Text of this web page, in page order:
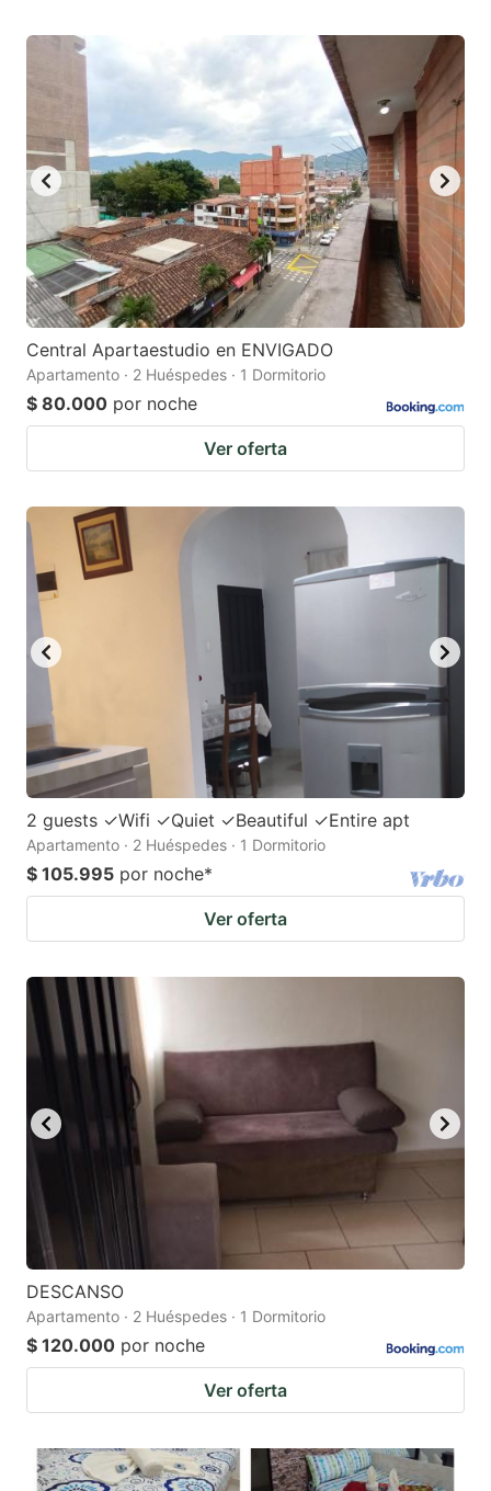
Central Apartaestudio en ENVIGADO
Apartamento · 2 Huéspedes · 1 Dormitorio
$ 80.000 por noche
Ver oferta
2 guests ✓Wifi ✓Quiet ✓Beautiful ✓Entire apt
Apartamento · 2 Huéspedes · 1 Dormitorio
$ 105.995 por noche*
Ver oferta
DESCANSO
Apartamento · 2 Huéspedes · 1 Dormitorio
$ 120.000 por noche
Ver oferta